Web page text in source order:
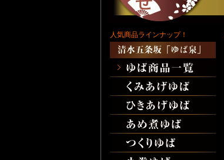
人気商品ラインナップ！